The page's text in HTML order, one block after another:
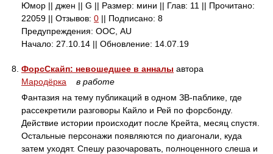
Юмор || джен || G || Размер: мини || Глав: 11 || Прочитано:
22059 || Отзывов: 0 || Подписано: 8
Предупреждения: ООС, AU
Начало: 27.10.14 || Обновление: 14.07.19
8. ФорсСкайп: невошедшее в анналы автора
Мародёрка
в работе
Фантазия на тему публикаций в одном ЗВ-паблике, где
рассекретили разговоры Кайло и Рей по форсбонду.
Действие истории происходит после Крейта, месяц спустя.
Остальные персонажи появляются по диагонали, куда
затем уходят. Спешу разочаровать, полноценного слеша и